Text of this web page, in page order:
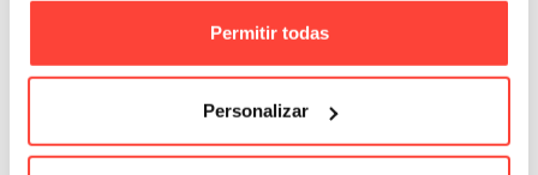
Permitir todas
Personalizar
Fuera de stock
Pack de 100 bolsas algodón orgánico
42x40cm
Referencia: 3065